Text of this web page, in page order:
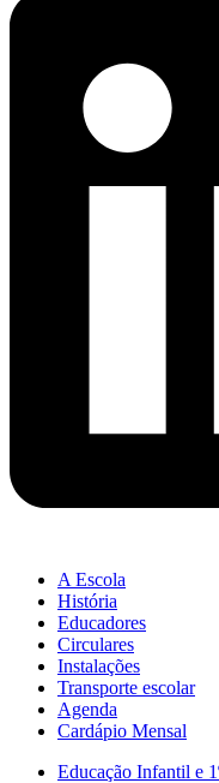
A Escola
História
Educadores
Circulares
Instalações
Transporte escolar
Agenda
Cardápio Mensal
Educação Infantil e